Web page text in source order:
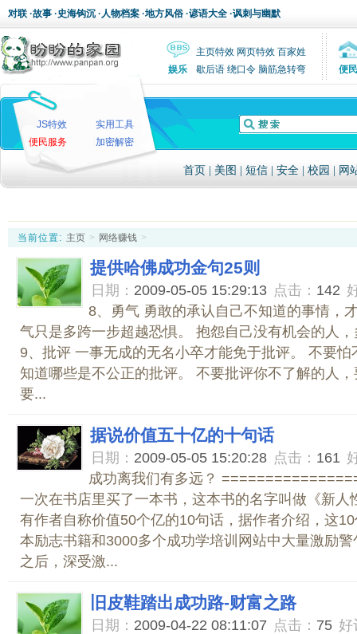
对联 ·故事 ·史海钩沉 ·人物档案 ·地方风俗 ·谚语大全 ·讽刺与幽默
主页特效 网页特效 百家姓
娱乐
歇后语 绕口令 脑筋急转弯 便民
JS特效
实用工具
便民服务
加密解密
首页 美图 短信 安全 校园 网
当前位置: 主页 > 网络赚钱 >
提供哈佛成功金句25则
日期： 2009-05-05 15:29:13 点击： 142
8、勇气 勇敢的承认自己不知道的事情，
气只是多跨一步超越恐惧。 抱怨自己没有机会的人
9、批评 一事无成的无名小卒才能免于批评。 不要
知道哪些是不公正的批评。 不要批评你不了解的人
要...
据说价值五十亿的十句话
日期： 2009-05-05 15:20:28 点击： 161
成功离我们有多远？
一次在书店里买了一本书，这本书的名字叫做《新人
有作者自称价值50个亿的10句话，据作者介绍，这
本励志书籍和3000多个成功学培训网站中大量激励
之后，深受激...
旧皮鞋踏出成功路-财富之路
日期： 2009-04-22 08:11:07 点击： 75 好